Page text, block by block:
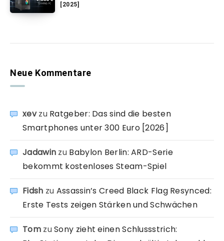
[2025]
Neue Kommentare
xevzu Ratgeber: Das sind die besten
Smartphones unter 300 Euro [2026]
Jadawin zu Babylon Berlin: ARD-Serie
bekommt kostenloses Steam-Spiel
Fidsh zu Assassin’s Creed Black Flag Resynced:
Erste Tests zeigen Stärken und Schwächen
TomzuSony zieht einen Schlussstrich: